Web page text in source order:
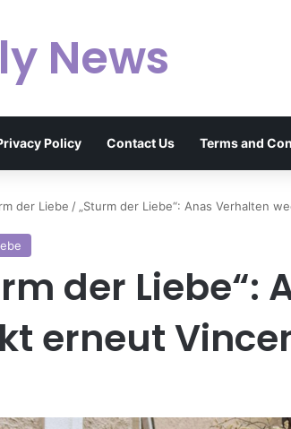
News
Policy Contact Us Terms and
der Liebe / „Sturm der Liebe“: Anas Verhalten
der Liebe“:
erneut